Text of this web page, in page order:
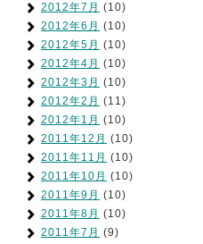
2012年7月 (10)
2012年6月 (10)
2012年5月 (10)
2012年4月 (10)
2012年3月 (10)
2012年2月 (11)
2012年1月 (10)
2011年12月 (10)
2011年11月 (10)
2011年10月 (10)
2011年9月 (10)
2011年8月 (10)
2011年7月 (9)